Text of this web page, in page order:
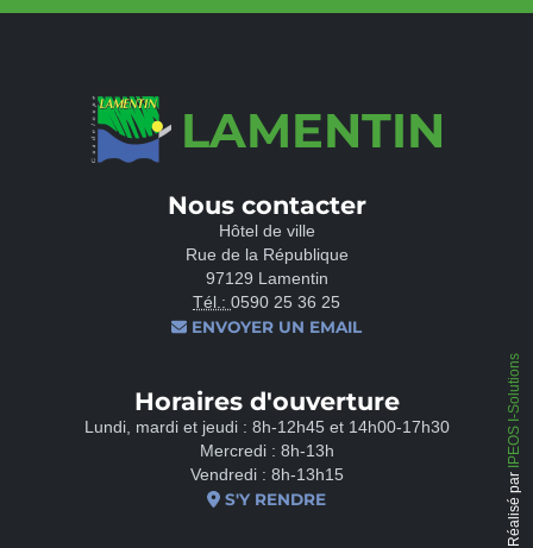
LAMENTIN
Nous contacter
Hôtel de ville
Rue de la République
97129 Lamentin
Tél.: 0590 25 36 25
ENVOYER UN EMAIL
Horaires d'ouverture
Lundi, mardi et jeudi : 8h-12h45 et 14h00-17h30
Mercredi : 8h-13h
Vendredi : 8h-13h15
S'Y RENDRE Réalisé par
IPEOS I-Solutions